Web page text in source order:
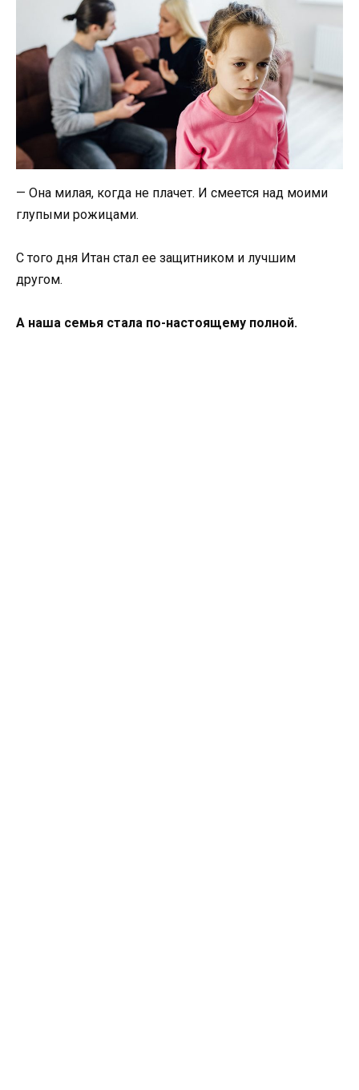
— Она милая, когда не плачет. И смеется над моими
глупыми рожицами.
С того дня Итан стал ее защитником и лучшим
другом.
А наша семья стала по-настоящему полной.